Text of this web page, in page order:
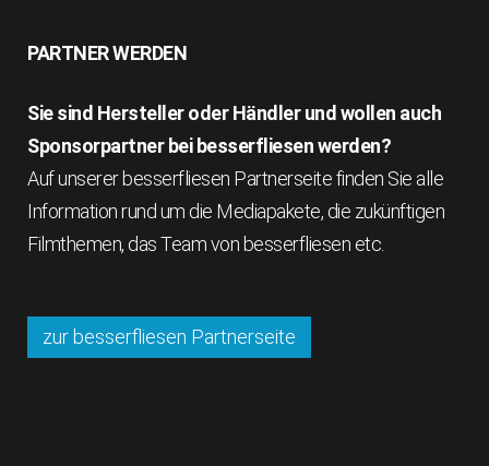
PARTNER WERDEN
Sie sind Hersteller oder Händler und wollen auch
Sponsorpartner bei besserfliesen werden?
Auf unserer besserfliesen Partnerseite finden Sie alle
Information rund um die Mediapakete, die zukünftigen
Filmthemen, das Team von besserfliesen etc.
zur besserfliesen Partnerseite